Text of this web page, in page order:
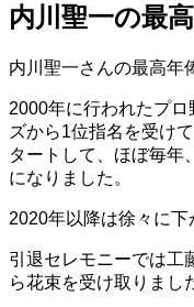
内川聖一の最
内川聖一さんの最高年
2000年に行われたプ
ズから1位指名を受け
タートして、ほぼ毎年
になりました。
2020年以降は徐々に下
引退セレモニーでは工
ら花束を受け取りまし